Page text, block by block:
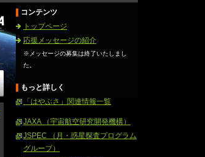
コンテンツ
トップページ
応援メッセージの紹介
※メッセージの募集は終了いたしまし
た。
もっと詳しく
「はやぶさ」関連情報一覧
JAXA （宇宙航空研究開発機構）
JSPEC （月・惑星探査プログラム
グループ）